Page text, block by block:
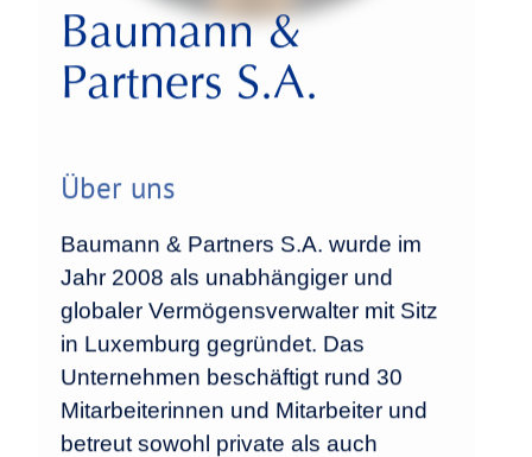
Baumann &
Partners S.A.
Über uns
Baumann & Partners S.A. wurde im
Jahr 2008 als unabhängiger und
globaler Vermögensverwalter mit Sitz
in Luxemburg gegründet. Das
Unternehmen beschäftigt rund 30
Mitarbeiterinnen und Mitarbeiter und
betreut sowohl private als auch